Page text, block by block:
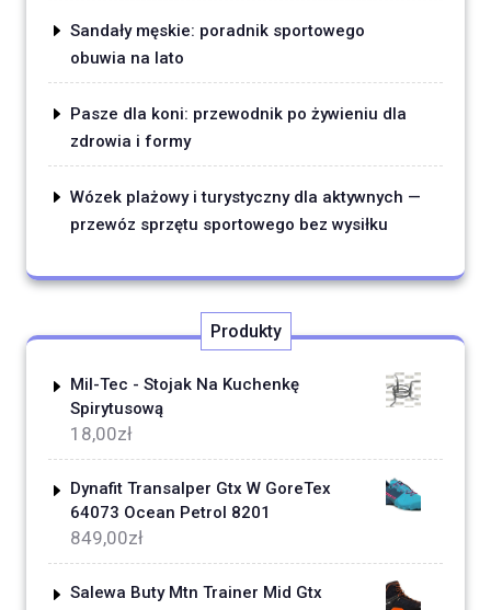
Sandały męskie: poradnik sportowego
obuwia na lato
Pasze dla koni: przewodnik po żywieniu dla
zdrowia i formy
Wózek plażowy i turystyczny dla aktywnych —
przewóz sprzętu sportowego bez wysiłku
Produkty
Mil-Tec - Stojak Na Kuchenkę
Spirytusową
18,00zł
Dynafit Transalper Gtx W GoreTex
64073 Ocean Petrol 8201
849,00zł
Salewa Buty Mtn Trainer Mid Gtx